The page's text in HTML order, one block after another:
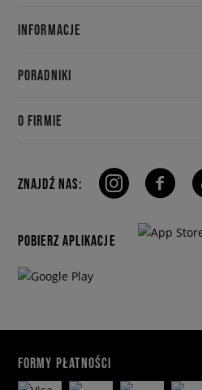
INFORMACJE
PORADNIKI
O FIRMIE
ZNAJDŹ NAS:
POBIERZ APLIKACJE
FORMY PŁATNOŚCI